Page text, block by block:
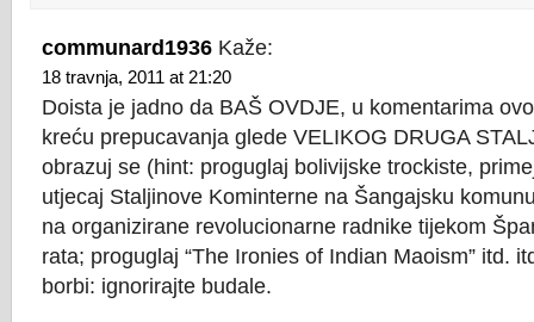
communard1936 Kaže:
18 travnja, 2011 at 21:20
Doista je jadno da BAŠ OVDJE, u komentarima
kreću prepucavanja glede VELIKOG DRUGA
obrazuj se (hint: proguglaj bolivijske trockiste,
utjecaj Staljinove Kominterne na Šangajsku
na organizirane revolucionarne radnike tijekom
rata; proguglaj “The Ironies of Indian Maoism” itd.
borbi: ignorirajte budale.